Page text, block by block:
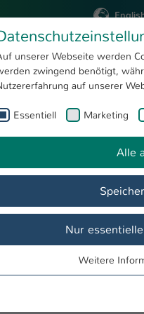
unserer Webseite werden
zwingend benötigt,
auf unserer
Essentiell Marketing
Alle
Nur
Essentielle Cookies werden
Weitere